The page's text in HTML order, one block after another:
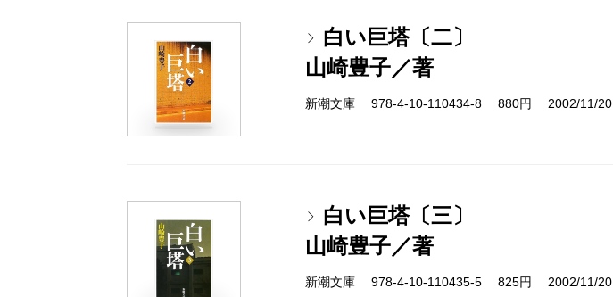
白い巨塔〔二〕
山崎豊子／著
新潮文庫 978-4-10-110434-8 880円 2002/11/20
白い巨塔〔三〕
山崎豊子／著
新潮文庫 978-4-10-110435-5 825円 2002/11/20